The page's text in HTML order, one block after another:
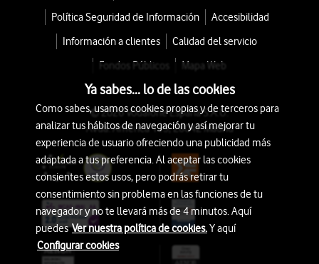
Política Seguridad de Información
Accesibilidad
Información a clientes
Calidad del servicio
Fondos Públicos
Mapa Web
© 2026 Vodafone España S.A.U.
Avda. América 115, 28042 Madrid
Ya sabes... lo de las cookies
Como sabes, usamos cookies propias y de terceros para
analizar tus hábitos de navegación y así mejorar tu
experiencia de usuario ofreciendo una publicidad más
adaptada a tus preferencia. Al aceptar las cookies
consientes estos usos, pero podrás retirar tu
consentimiento sin problema en las funciones de tu
navegador y no te llevará más de 4 minutos. Aquí
puedesVer nuestra política de cookies.Y aquí
Configurar cookies